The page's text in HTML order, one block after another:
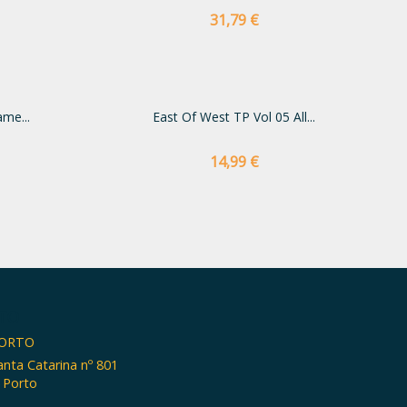
Preço
31,79 €
East Of West TP Vol 05 All...
Preço
14,99 €
Catarina nº 801
Porto